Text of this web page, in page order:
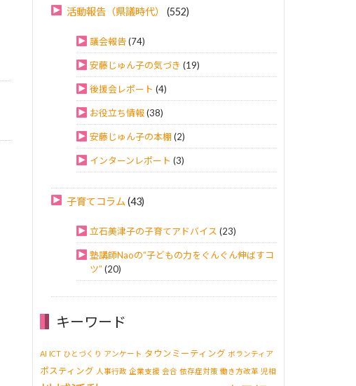
活動報告（県議時代） (552)
議会報告(74)
安藤じゅん子の気づき (19)
後援会レポート (4)
お役立ち情報(38)
安藤じゅん子の本棚(2)
インターンレポート (3)
子育てコラム (43)
立石美津子の子育てアドバイス (23)
塾講師Naoの“子どもの力をぐんぐん伸ばすコ
ツ” (20)
キーワード
AI ICT ひとづくり アンケート タウンミーティング ボランティア
ポスティング 人事行政 企業支援 会合 依存症対策 働き方改革 児相